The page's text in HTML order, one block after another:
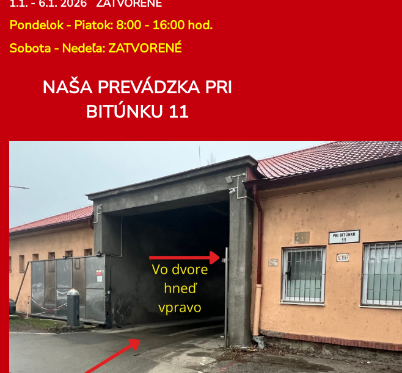
1.1. - 6.1. 2026 ZATVORENÉ
Pondelok - Piatok: 8:00 - 16:00 hod.
Sobota - Nedeľa: ZATVORENÉ
NAŠA PREVÁDZKA PRI
BITÚNKU 11